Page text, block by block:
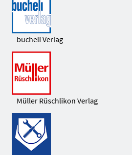
bucheli Verlag
Müller Rüschlikon Verlag